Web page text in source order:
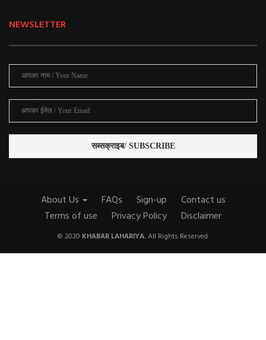
NEWSLETTER
About Us FAQs Sign-up
Contact us
Terms of use
Privacy Policy Disclaimer
© 2020 KHABAR LAHARIYA.All Rights Reserved.